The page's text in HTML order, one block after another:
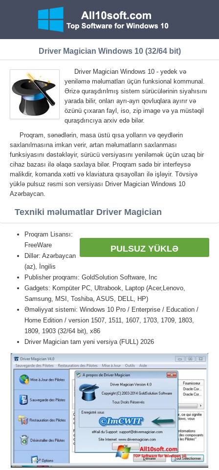
Driver Magician Windows 10 (32/64 bit)
Driver Magician Windows 10 - yedek və
yeniləmə məlumatları üçün funksional kommunal.
Ərizə quraşdırılmış sistem sürücülərinin siyahısını
yarada bilir, onları ayrı-ayrı qovluqlara ayırır və
özünü çıxaran fayl, iso, zip image və ya müstəqil
quraşdırıcıya arxiv edə bilər.
Proqram, sənədlərin, masa üstü qısa yolların və qeydlərin
saxlanılmasına imkan verir, artan məlumatların saxlanması
funksiyasını dəstəkləyir, sürücü versiyasını yeniləmək üçün uzaq bir
cihaz bazası ilə əlaqə saxlaya bilər. Proqram sadə bir interfeysə
malikdir, komanda xətti və klaviatura qısayolları ilə işləyir. Tövsiyə
yüklə pulsuz rəsmi son versiyası Driver Magician Windows 10
Azərbaycan.
Texniki məlumatlar Driver Magician
PULSUZ YÜKLƏ
Proqram Lisansı:
FreeWare
Dillər: Azərbaycan
(az), İngilis
Publisher proqramı: GoldSolution Software, Inc
Gadgets: Kompüter PC, Ultrabook, Laptop (Acer,Lenovo,
Samsung, MSI, Toshiba, ASUS, DELL, HP)
Əməliyyat sistemi: Windows 10 Pro / Enterprise / Education /
Home Edition / version 1507, 1511, 1607, 1703, 1709, 1803,
1809, 1903 (32/64 bit), x86
Driver Magician tam yeni versiya (FULL) 2026